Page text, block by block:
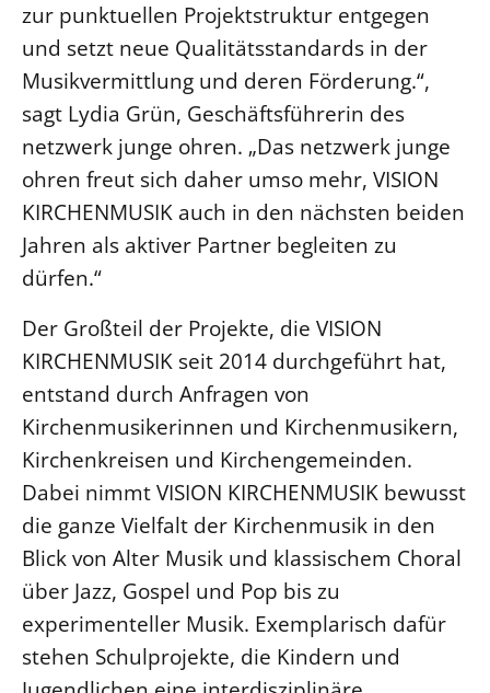
zur punktuellen Projektstruktur entgegen
und setzt neue Qualitätsstandards in der
Musikvermittlung und deren Förderung.“,
sagt Lydia Grün, Geschäftsführerin des
netzwerk junge ohren. „Das netzwerk junge
ohren freut sich daher umso mehr, VISION
KIRCHENMUSIK auch in den nächsten beiden
Jahren als aktiver Partner begleiten zu
dürfen.“
Der Großteil der Projekte, die VISION
KIRCHENMUSIK seit 2014 durchgeführt hat,
entstand durch Anfragen von
Kirchenmusikerinnen und Kirchenmusikern,
Kirchenkreisen und Kirchengemeinden.
Dabei nimmt VISION KIRCHENMUSIK bewusst
die ganze Vielfalt der Kirchenmusik in den
Blick von Alter Musik und klassischem Choral
über Jazz, Gospel und Pop bis zu
experimenteller Musik. Exemplarisch dafür
stehen Schulprojekte, die Kindern und